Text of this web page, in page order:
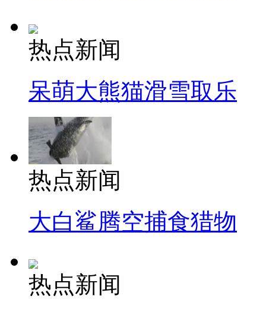
热点新闻
呆萌大熊猫滑雪取乐
热点新闻
大白鲨腾空捕食猎物
热点新闻